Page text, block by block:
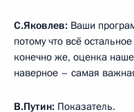
С.Яковлев: Ваши
потому что всё
конечно же, оценка
наверное – самая
В.Путин: Показатель.